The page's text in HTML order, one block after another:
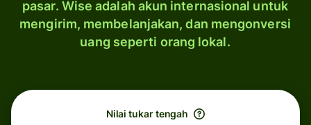
pasar. Wise adalah akun internasional untuk
mengirim, membelanjakan, dan mengonversi
uang seperti orang lokal.
Nilai tukar tengah